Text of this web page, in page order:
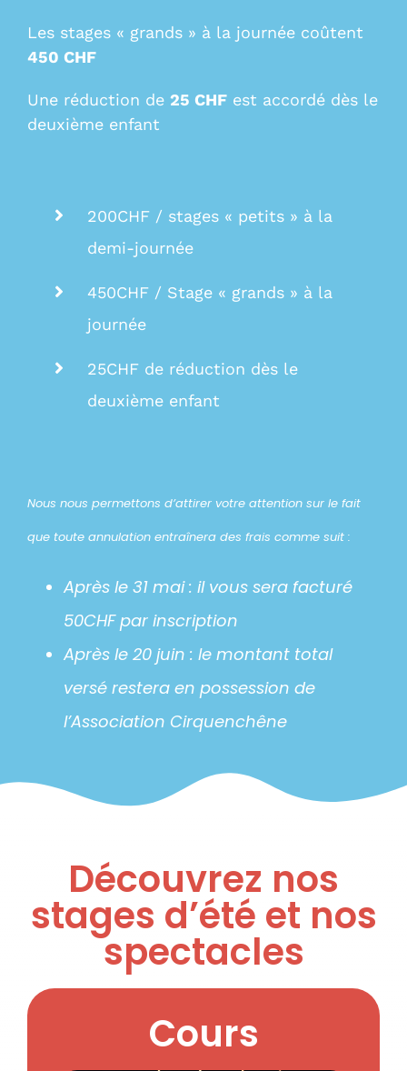
Les stages « grands » à la journée coûtent
450 CHF
Une réduction de 25 CHFest accordé dès le
deuxième enfant
200CHF / stages « petits » à la
demi-journée
450CHF / Stage « grands » à la
journée
25CHF de réduction dès le
deuxième enfant
Nous nous permettons d’attirer votre attention sur le fait
que toute annulation entraînera des frais comme suit :
Après le 31 mai : il vous sera facturé
50CHF par inscription
Après le 20 juin : le montant total
versé restera en possession de
l’Association Cirquenchêne
Découvrez nos
stages d’été et nos
spectacles
Cours